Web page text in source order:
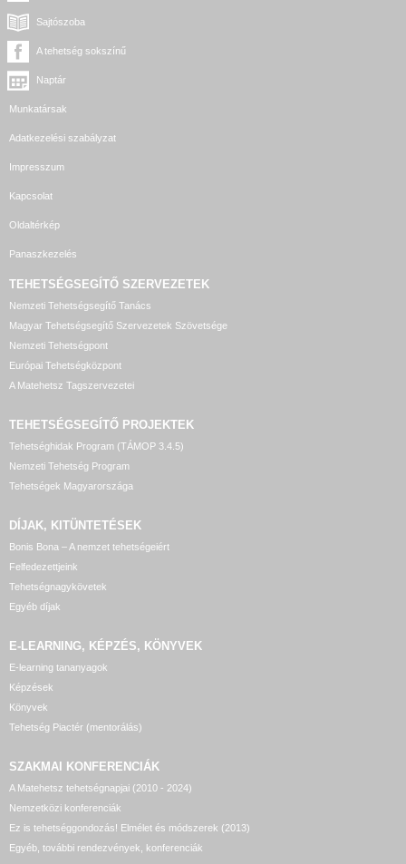
Sajtószoba
A tehetség sokszínű
Naptár
Munkatársak
Adatkezelési szabályzat
Impresszum
Kapcsolat
Oldaltérkép
Panaszkezelés
TEHETSÉGSEGÍTŐ SZERVEZETEK
Nemzeti Tehetségsegítő Tanács
Magyar Tehetségsegítő Szervezetek Szövetsége
Nemzeti Tehetségpont
Európai Tehetségközpont
A Matehetsz Tagszervezetei
TEHETSÉGSEGÍTŐ PROJEKTEK
Tehetséghidak Program (TÁMOP 3.4.5)
Nemzeti Tehetség Program
Tehetségek Magyarországa
DÍJAK, KITÜNTETÉSEK
Bonis Bona – A nemzet tehetségeiért
Felfedezettjeink
Tehetségnagykövetek
Egyéb díjak
E-LEARNING, KÉPZÉS, KÖNYVEK
E-learning tananyagok
Képzések
Könyvek
Tehetség Piactér (mentorálás)
SZAKMAI KONFERENCIÁK
A Matehetsz tehetségnapjai (2010 - 2024)
Nemzetközi konferenciák
Ez is tehetséggondozás! Elmélet és módszerek (2013)
Egyéb, további rendezvények, konferenciák